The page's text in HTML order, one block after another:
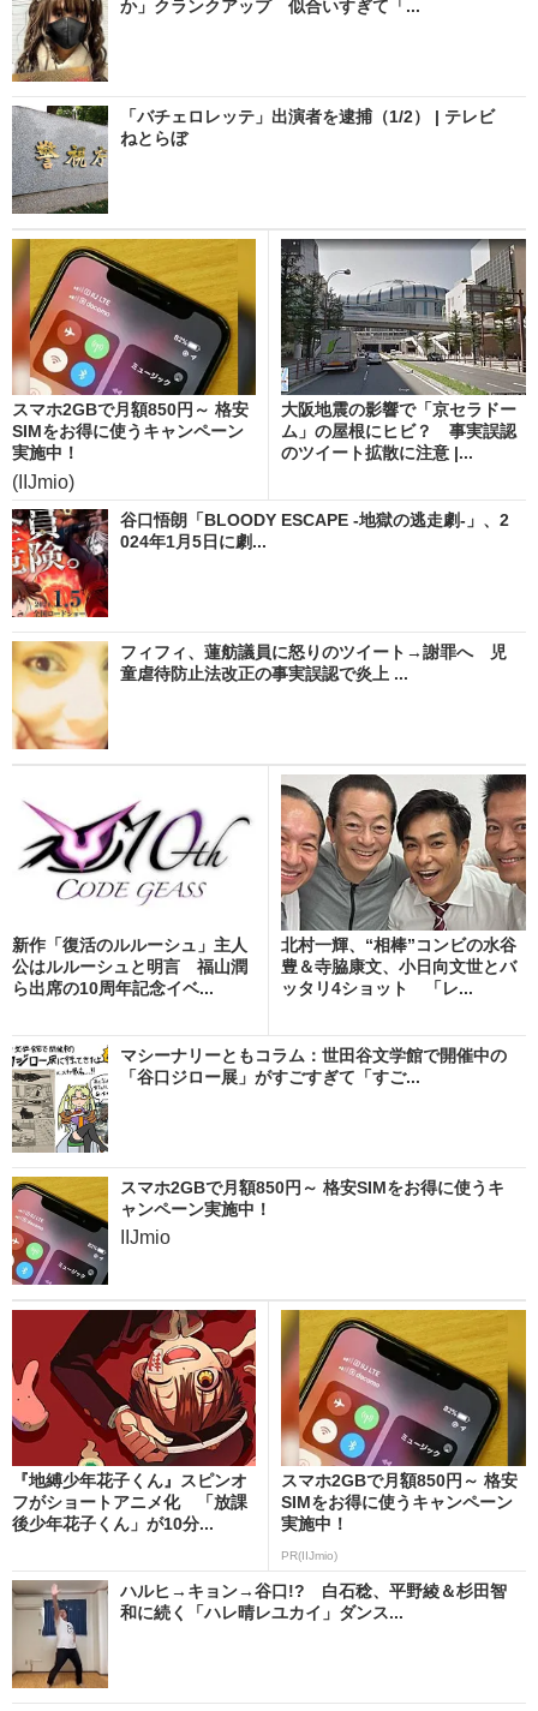
か」クランクアップ 似合いすぎて「...
「バチェロレッテ」出演者を逮捕（1/2） | テレビ
ねとらぼ
スマホ2GBで月額850円～ 格安
SIMをお得に使うキャンペーン
実施中！
(IIJmio)
大阪地震の影響で「京セラドー
ム」の屋根にヒビ？ 事実誤認
のツイート拡散に注意 |...
谷口悟朗「BLOODY ESCAPE -地獄の逃走劇-」、2
024年1月5日に劇...
フィフィ、蓮舫議員に怒りのツイート→謝罪へ 児
童虐待防止法改正の事実誤認で炎上 ...
新作「復活のルルーシュ」主人
公はルルーシュと明言 福山潤
ら出席の10周年記念イベ...
北村一輝、“相棒”コンビの水谷
豊＆寺脇康文、小日向文世とバ
ッタリ4ショット 「レ...
マシーナリーともコラム：世田谷文学館で開催中の
「谷口ジロー展」がすごすぎて「すご...
スマホ2GBで月額850円～ 格安SIMをお得に使うキ
ャンペーン実施中！
IIJmio
『地縛少年花子くん』スピンオ
フがショートアニメ化 「放課
後少年花子くん」が10分...
スマホ2GBで月額850円～ 格安
SIMをお得に使うキャンペーン
実施中！
PR(IIJmio)
ハルヒ→キョン→谷口!? 白石稔、平野綾＆杉田智
和に続く「ハレ晴レユカイ」ダンス...